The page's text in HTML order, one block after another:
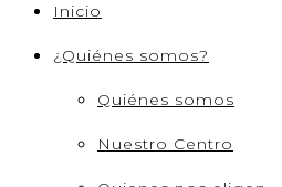
Inicio
¿Quiénes somos?
Quiénes somos
Nuestro Centro